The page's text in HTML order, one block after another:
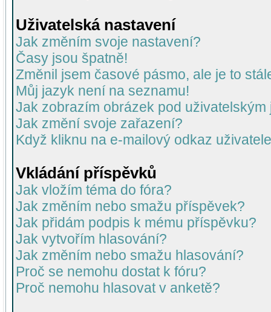
Uživatelská nastavení
Jak změním svoje nastavení?
Časy jsou špatně!
Změnil jsem časové pásmo, ale je to
Můj jazyk není na seznamu!
Jak zobrazím obrázek pod uživatelským
Jak změní svoje zařazení?
Když kliknu na e-mailový odkaz
Vkládání příspěvků
Jak vložím téma do fóra?
Jak změním nebo smažu příspěvek?
Jak přidám podpis k mému příspěvku?
Jak vytvořím hlasování?
Jak změním nebo smažu hlasování?
Proč se nemohu dostat k fóru?
Proč nemohu hlasovat v anketě?